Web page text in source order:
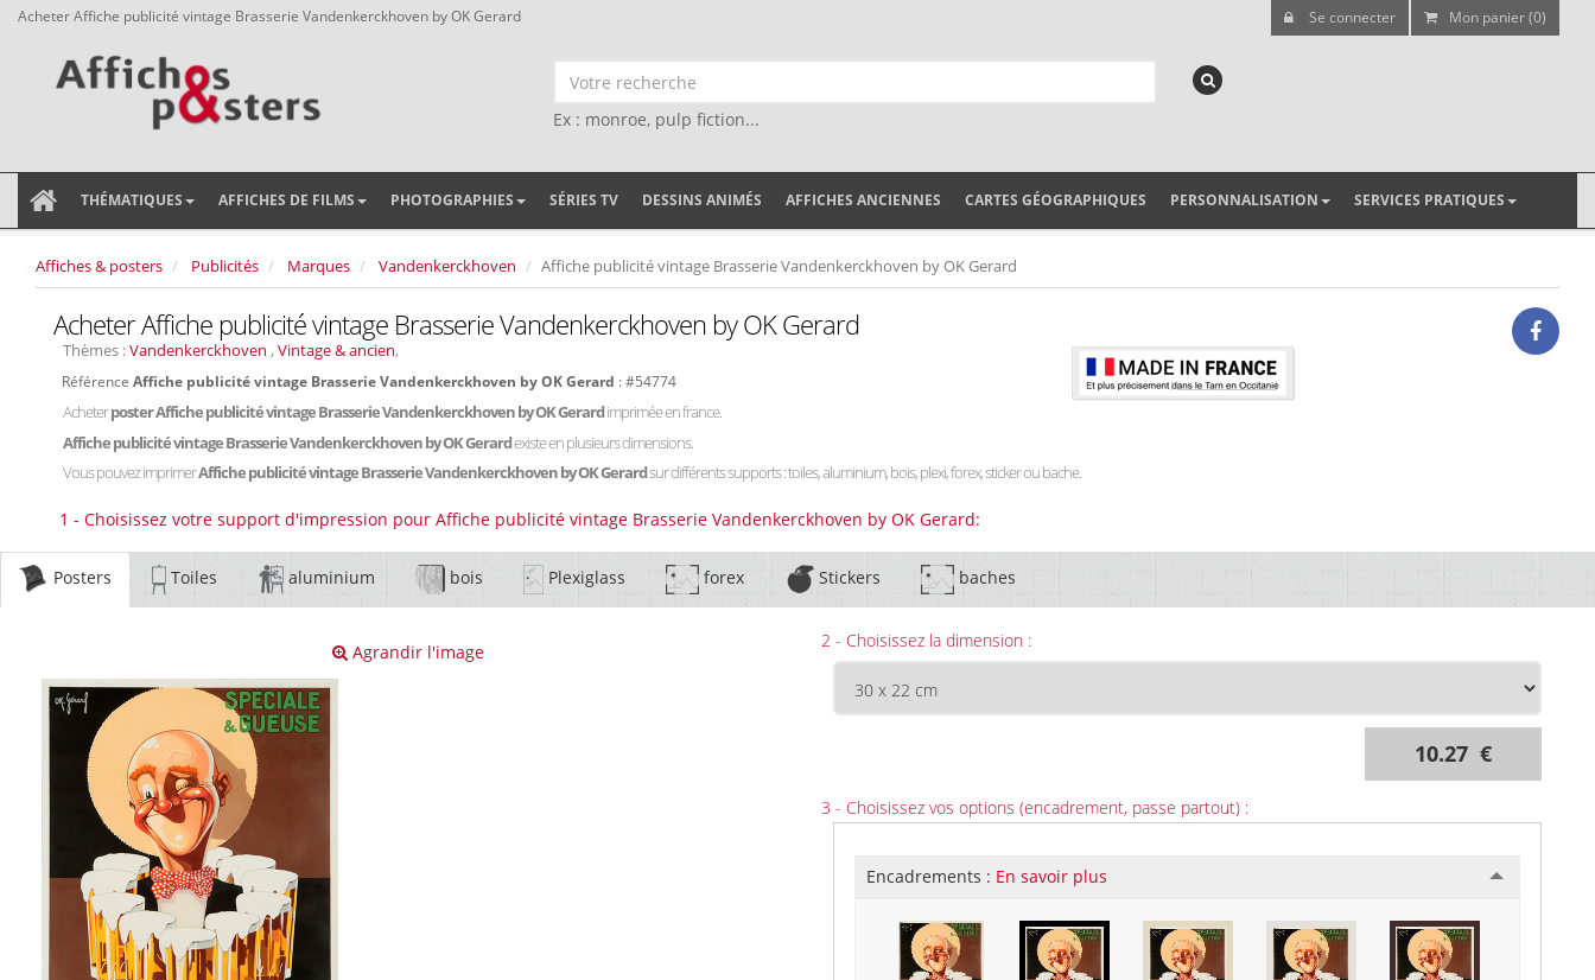
Acheter Affiche publicité vintage Brasserie Vandenkerckhoven by OK Gerard Se connecter Mon panier (0)
Ex : monroe, pulp fiction...
THÉMATIQUES AFFICHES DE FILMS PHOTOGRAPHIES SÉRIES TV DESSINS ANIMÉS AFFICHES ANCIENNES CARTES GÉOGRAPHIQUES PERSONNALISATION SERVICES PRATIQUES
Affiches & posters Publicités Marques Vandenkerckhoven Affiche publicité vintage Brasserie Vandenkerckhoven by OK Gerard
Acheter Affiche publicité vintage Brasserie Vandenkerckhoven by OK Gerard
Thèmes :Vandenkerckhoven , Vintage & ancien,
Référence Affiche publicité vintage Brasserie Vandenkerckhoven by OK Gerard : #54774
Acheterposter Affiche publicité vintage Brasserie Vandenkerckhoven by OK Gerardimprimée en france.
Affiche publicité vintage Brasserie Vandenkerckhoven by OK Gerardexiste en plusieurs dimensions.
Vous pouvez imprimerAffiche publicité vintage Brasserie Vandenkerckhoven by OK Gerardsur différents supports : toiles, aluminium, bois, plexi, forex, sticker ou bache.
1 - Choisissez votre support d'impression pour Affiche publicité vintage Brasserie Vandenkerckhoven by OK Gerard:
Posters Toiles aluminium bois Plexiglass forex Stickers baches
Agrandir l'image
2 - Choisissez la dimension :
10.27 €
3 - Choisissez vos options (encadrement, passe partout) :
Encadrements : En savoir plus